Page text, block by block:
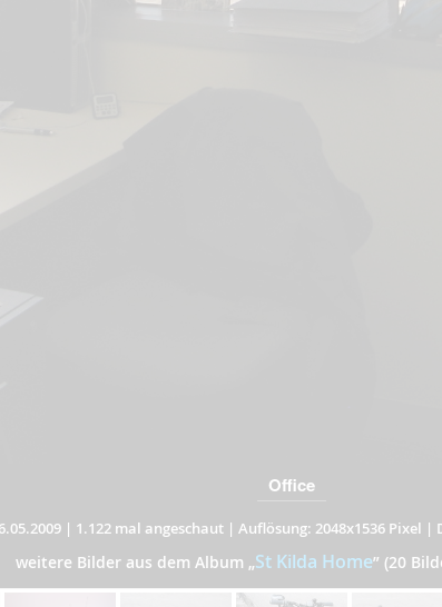
Office
| 1.122 mal angeschaut| Auflösung: 2048x1536 Pixel |
weitere Bilder aus dem Album „St Kilda Home” (20